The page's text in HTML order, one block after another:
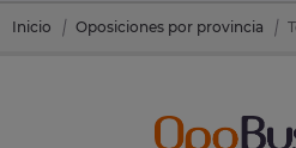
Inicio Oposiciones por provincia